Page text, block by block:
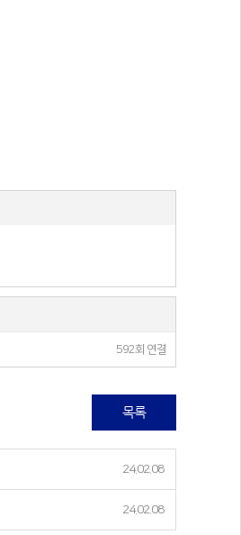
592회 연결
목록
24.02.08
24.02.08